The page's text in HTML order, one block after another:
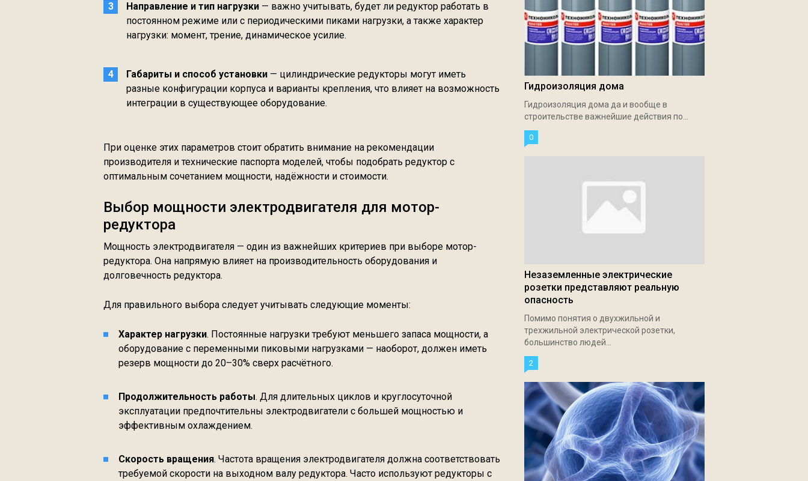
Направление и тип нагрузки — важно учитывать, будет ли редуктор работать в
постоянном режиме или с периодическими пиками нагрузки, а также характер
нагрузки: момент, трение, динамическое усилие.
Габариты и способ установки — цилиндрические редукторы могут иметь
разные конфигурации корпуса и варианты крепления, что влияет на возможность
интеграции в существующее оборудование.
При оценке этих параметров стоит обратить внимание на рекомендации
производителя и технические паспорта моделей, чтобы подобрать редуктор с
оптимальным сочетанием мощности, надёжности и стоимости.
Выбор мощности электродвигателя для мотор-
редуктора
Мощность электродвигателя — один из важнейших критериев при выборе мотор-
редуктора. Она напрямую влияет на производительность оборудования и
долговечность редуктора.
Для правильного выбора следует учитывать следующие моменты:
Характер нагрузки. Постоянные нагрузки требуют меньшего запаса мощности, а
оборудование с переменными пиковыми нагрузками — наоборот, должен иметь
резерв мощности до 20–30% сверх расчётного.
Продолжительность работы. Для длительных циклов и круглосуточной
эксплуатации предпочтительны электродвигатели с большей мощностью и
эффективным охлаждением.
Скорость вращения. Частота вращения электродвигателя должна соответствовать
требуемой скорости на выходном валу редуктора. Часто используют редукторы с
Гидроизоляция дома
Гидроизоляция дома да и вообще в
строительстве важнейшие действия по...
0
Незаземленные электрические
розетки представляют реальную
опасность
Помимо понятия о двухжильной и
трехжильной электрической розетки,
большинство людей...
2